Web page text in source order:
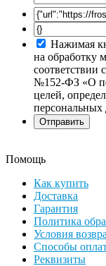
Нажимая
на обработку
соответствии
№152-ФЗ «О
целей,
Помощь
Как купить
Доставка
Гарантия
Политика
Условия
Способы
Реквизиты